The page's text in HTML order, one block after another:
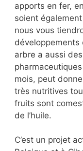
apports en fer,
soient
nous vous
arbre a aussi
mois, peut
très nutritives
fruits sont
de l’huile.
C’est un projet